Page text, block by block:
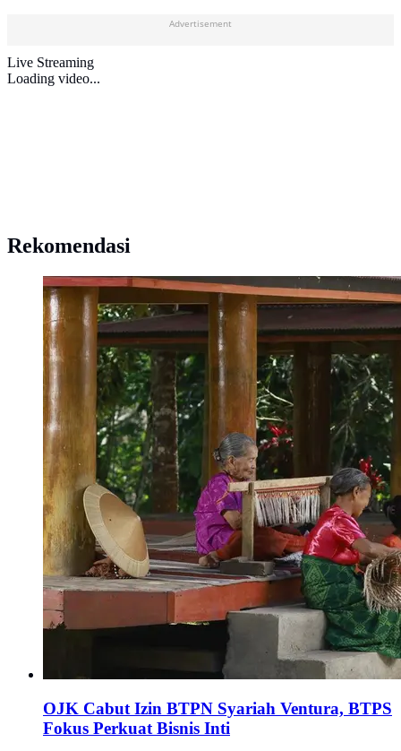
Advertisement
Live Streaming
Loading video...
Rekomendasi
OJK Cabut Izin BTPN Syariah Ventura, BTPS
Fokus Perkuat Bisnis Inti